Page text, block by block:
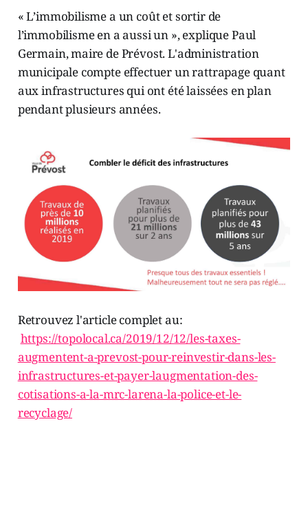
« L’immobilisme a un coût et sortir de
l’immobilisme en a aussi un », explique Paul
Germain, maire de Prévost. L'administration
municipale compte effectuer un rattrapage quant
aux infrastructures qui ont été laissées en plan
pendant plusieurs années.
Retrouvez l'article complet au:
https://topolocal.ca/2019/12/12/les-taxes-
augmentent-a-prevost-pour-reinvestir-dans-les-
infrastructures-et-payer-laugmentation-des-
cotisations-a-la-mrc-larena-la-police-et-le-
recyclage/